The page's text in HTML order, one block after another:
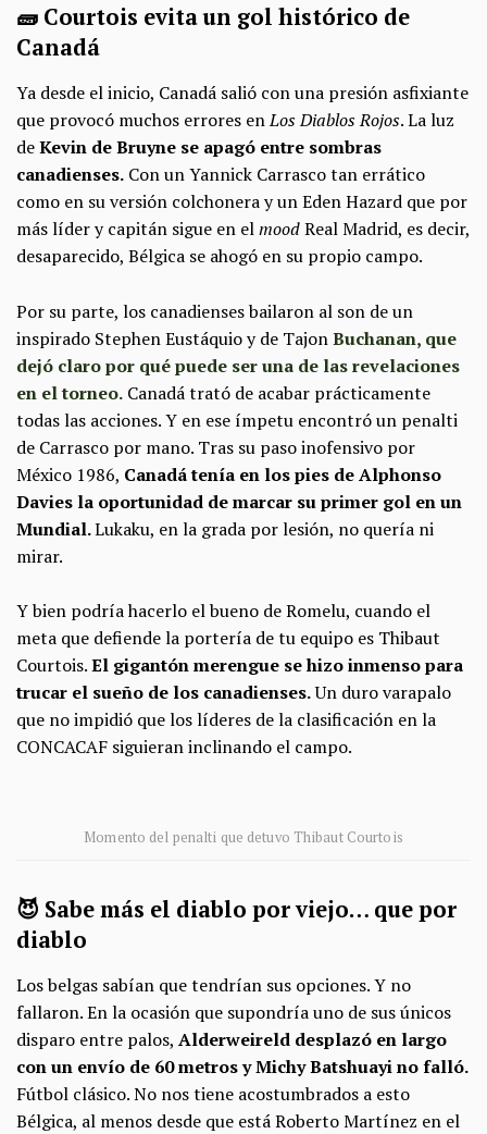
🧱 Courtois evita un gol histórico de
Canadá
Ya desde el inicio, Canadá salió con una presión asfixiante
que provocó muchos errores enLos Diablos Rojos. La luz
deKevin de Bruyne se apagó entre sombras
canadienses. Con un Yannick Carrasco tan errático
como en su versión colchonera y un Eden Hazard que por
más líder y capitán sigue en elmoodReal Madrid, es decir,
desaparecido, Bélgica se ahogó en su propio campo.
Por su parte, los canadienses bailaron al son de un
inspirado Stephen Eustáquio y de TajonBuchanan, que
dejó claro por qué puede ser una de las revelaciones
en el torneo. Canadá trató de acabar prácticamente
todas las acciones. Y en ese ímpetu encontró un penalti
de Carrasco por mano. Tras su paso inofensivo por
México 1986, Canadá tenía en los pies de Alphonso
Davies la oportunidad de marcar su primer gol en un
Mundial.Lukaku, en la grada por lesión, no quería ni
mirar.
Y bien podría hacerlo el bueno de Romelu, cuando el
meta que defiende la portería de tu equipo es Thibaut
Courtois.El gigantón merengue se hizo inmenso para
trucar el sueño de los canadienses.Un duro varapalo
que no impidió que los líderes de la clasificación en la
CONCACAF siguieran inclinando el campo.
Momento del penalti que detuvo Thibaut Courtois
😈 Sabe más el diablo por viejo… que por
diablo
Los belgas sabían que tendrían sus opciones. Y no
fallaron. En la ocasión que supondría uno de sus únicos
disparo entre palos, Alderweireld desplazó en largo
con un envío de 60 metros y Michy Batshuayi no falló.
Fútbol clásico. No nos tiene acostumbrados a esto
Bélgica, al menos desde que está Roberto Martínez en el